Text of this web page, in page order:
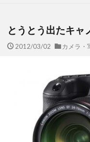
とうとう出たキャ
2012/03/02 カメラ・
ヨーグルト